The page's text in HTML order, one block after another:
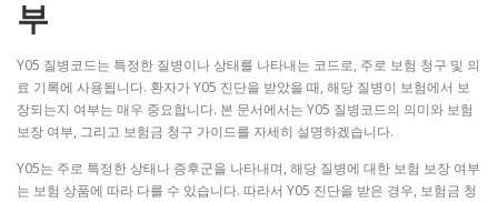
부
Y05 질병코드는 특정한 질병이나 상태를 나타내는 코드로, 주로 보험 청구 및 의
료 기록에 사용됩니다. 환자가 Y05 진단을 받았을 때, 해당 질병이 보험에서 보
장되는지 여부는 매우 중요합니다. 본 문서에서는 Y05 질병코드의 의미와 보험
보장 여부, 그리고 보험금 청구 가이드를 자세히 설명하겠습니다.
Y05는 주로 특정한 상태나 증후군을 나타내며, 해당 질병에 대한 보험 보장 여부
는 보험 상품에 따라 다를 수 있습니다. 따라서 Y05 진단을 받은 경우, 보험금 청